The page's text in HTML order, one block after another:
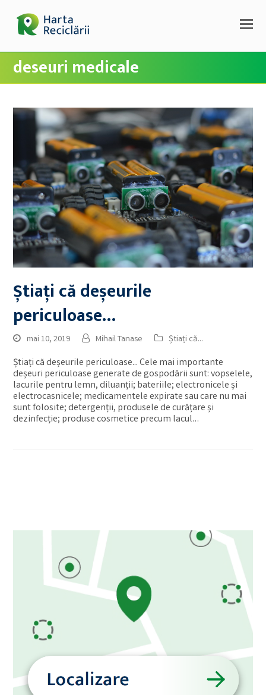
deseuri medicale
Știați că deșeurile
periculoase…
mai 10, 2019 Mihail Tanase Știați că...
Știați că deșeurile periculoase... Cele mai importante
deșeuri periculoase generate de gospodării sunt: vopselele,
lacurile pentru lemn, diluanții; bateriile; electronicele și
electrocasnicele; medicamentele expirate sau care nu mai
sunt folosite; detergenții, produsele de curățare și
dezinfecție; produse cosmetice precum lacul…